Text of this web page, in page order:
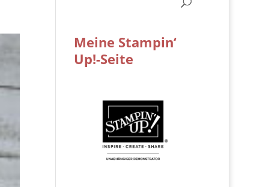
Meine Stampin‘
Up!-Seite